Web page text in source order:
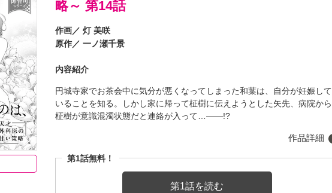
略～ 第14話
作画／ 灯 美咲
原作／ 一ノ瀬千景
内容紹介
円城寺家でお茶会中に気分が悪くなってしまった和葉は、自分が妊娠して
いることを知る。しかし家に帰って柾樹に伝えようとした矢先、病院から
柾樹が意識混濁状態だと連絡が入って…――!?
作品詳細
第1話無料！
第1話を読む